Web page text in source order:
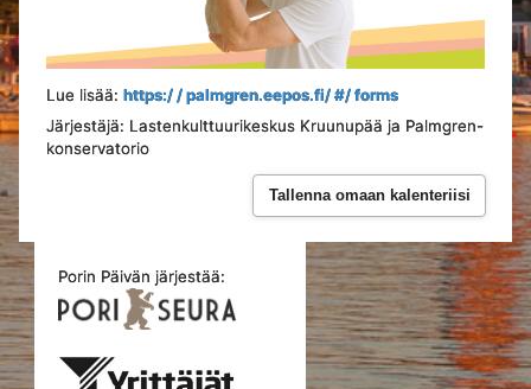
Lue lisää: https:/ / palmgren.eepos.fi/ #/ forms
Järjestäjä: Lastenkulttuurikeskus Kruunupää ja Palmgren-
konservatorio
Tallenna omaan kalenteriisi
Porin Päivän järjestää: